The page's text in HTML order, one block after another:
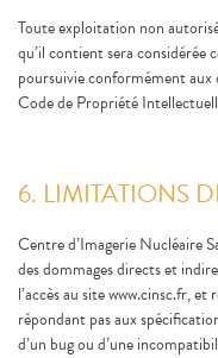
Toute exploitation non
qu’il contient sera
poursuivie conformément aux
Code de Propriété
6. LIMITATIONS
Centre d’Imagerie Nucléaire
des dommages directs et
l’accès au site www.cinsc.fr,
répondant pas aux
d’un bug ou d’une